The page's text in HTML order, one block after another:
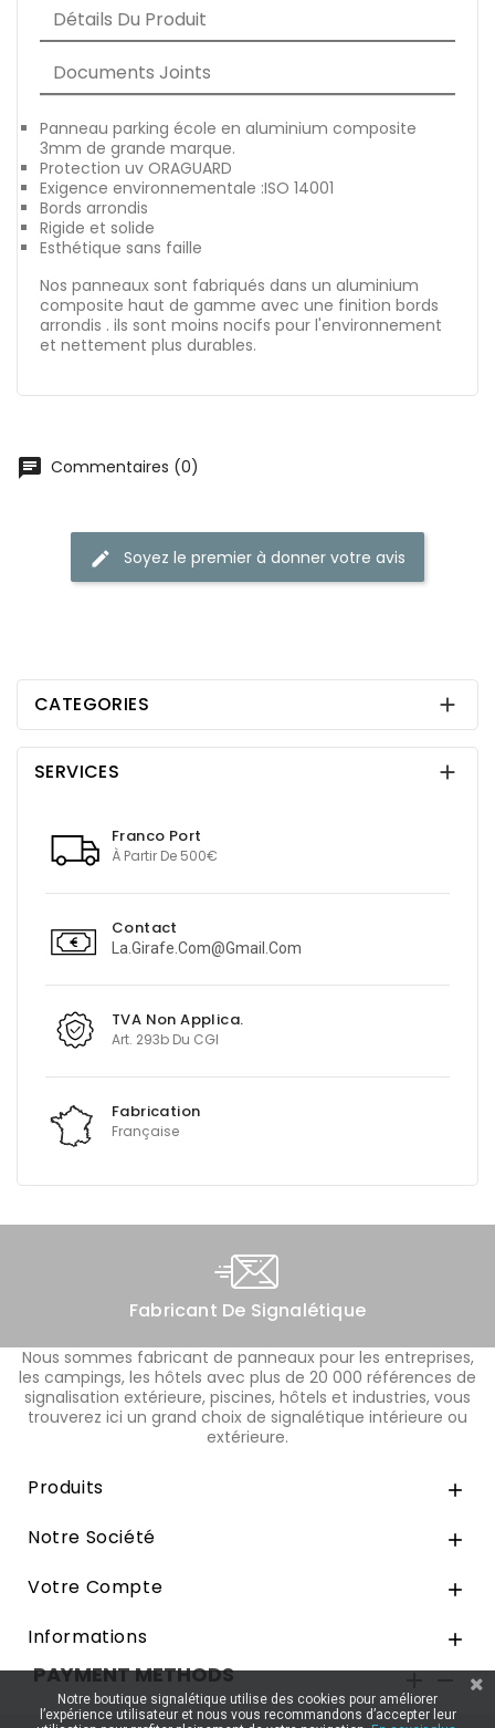
Détails Du Produit
Documents Joints
Panneau parking école en aluminium composite
3mm de grande marque.
Protection uv ORAGUARD
Exigence environnementale :ISO 14001
Bords arrondis
Rigide et solide
Esthétique sans faille
Nos panneaux sont fabriqués dans un aluminium
composite haut de gamme avec une finition bords
arrondis . ils sont moins nocifs pour l'environnement
et nettement plus durables.
chat Commentaires (0)
edit Soyez le premier à donner votre avis
CATEGORIES 
SERVICES 
Franco Port
À Partir De 500€
Contact
La.girafe.com@gmail.com
TVA Non Applica.
Art. 293b Du CGI
Fabrication
Française
Fabricant De Signalétique
Nous sommes fabricant de panneaux pour les entreprises,
les campings, les hôtels avec plus de 20 000 références de
signalisation extérieure, piscines, hôtels et industries, vous
trouverez ici un grand choix de signalétique intérieure ou
extérieure.
Produits 
Notre Société 
Votre Compte 
Informations 
PAYMENT METHODS
Notre boutique signalétique utilise des cookies pour améliorer
l’expérience utilisateur et nous vous recommandons d’accepter leur